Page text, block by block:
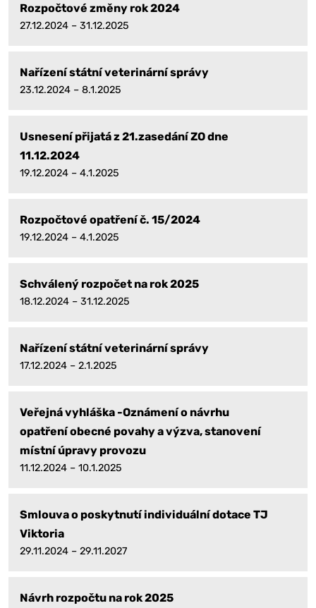
Rozpočtové změny rok 2024
27.12.2024 – 31.12.2025
Nařízení státní veterinární správy
23.12.2024 – 8.1.2025
Usnesení přijatá z 21.zasedání ZO dne
11.12.2024
19.12.2024 – 4.1.2025
Rozpočtové opatření č. 15/2024
19.12.2024 – 4.1.2025
Schválený rozpočet na rok 2025
18.12.2024 – 31.12.2025
Nařízení státní veterinární správy
17.12.2024 – 2.1.2025
Veřejná vyhláška -Oznámení o návrhu
opatření obecné povahy a výzva, stanovení
místní úpravy provozu
11.12.2024 – 10.1.2025
Smlouva o poskytnutí individuální dotace TJ
Viktoria
29.11.2024 – 29.11.2027
Návrh rozpočtu na rok 2025